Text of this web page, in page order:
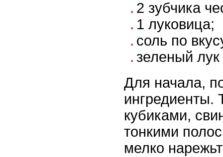
2 зубчика
1 луковица;
соль по
зеленый
Для начала,
ингредиенты.
кубиками,
тонкими
мелко